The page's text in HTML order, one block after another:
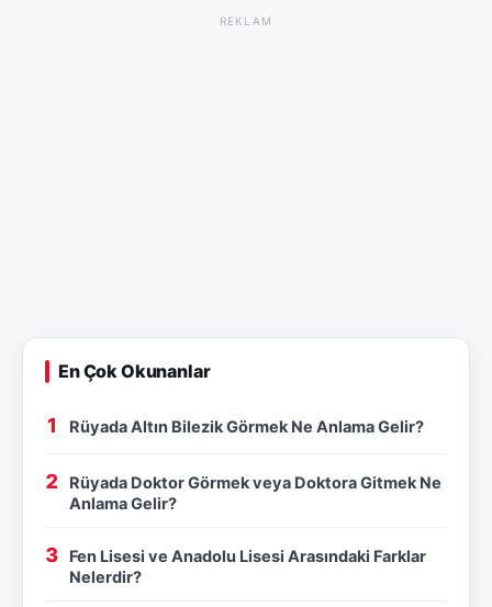
REKLAM
En Çok Okunanlar
Rüyada Altın Bilezik Görmek Ne Anlama Gelir?
Rüyada Doktor Görmek veya Doktora Gitmek Ne
Anlama Gelir?
Fen Lisesi ve Anadolu Lisesi Arasındaki Farklar
Nelerdir?